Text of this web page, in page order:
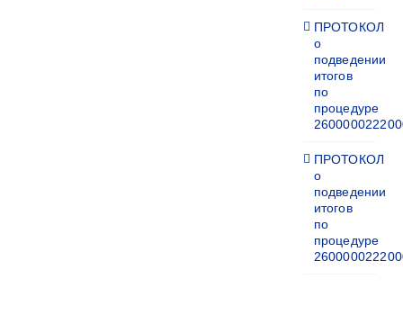
ПРОТОКОЛ
о
подведении
итогов
по
процедуре
ПРОТОКОЛ
о
подведении
итогов
по
процедуре